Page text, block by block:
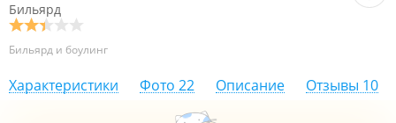
Бильярд
Бильярд и боулинг
Характеристики Фото 22 Описание Отзывы 10